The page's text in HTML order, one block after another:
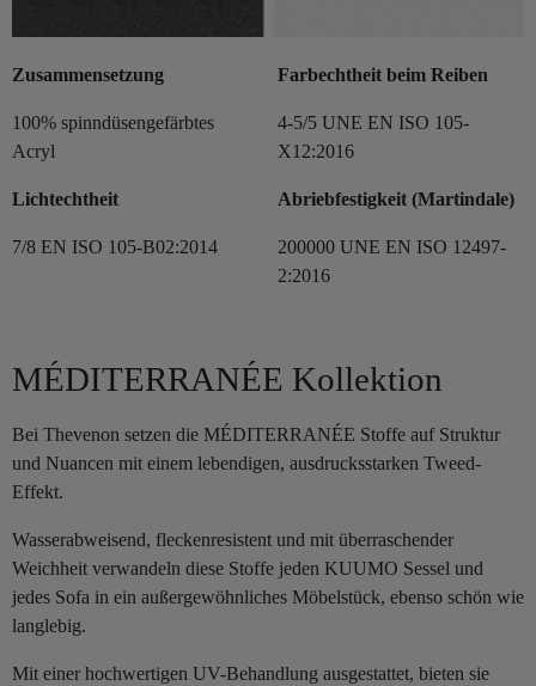
Zusammensetzung
100% spinndüsengefärbtes
Acryl
Lichtechtheit
7/8 EN ISO 105-B02:2014
Farbechtheit beim Reiben
4-5/5 UNE EN ISO 105-
X12:2016
Abriebfestigkeit (Martindale)
200000 UNE EN ISO 12497-
2:2016
MÉDITERRANÉE Kollektion
Bei Thevenon setzen die MÉDITERRANÉE Stoffe auf Struktur
und Nuancen mit einem lebendigen, ausdrucksstarken Tweed-
Effekt.
Wasserabweisend, fleckenresistent und mit überraschender
Weichheit verwandeln diese Stoffe jeden KUUMO Sessel und
jedes Sofa in ein außergewöhnliches Möbelstück, ebenso schön wie
langlebig.
Mit einer hochwertigen UV-Behandlung ausgestattet, bieten sie